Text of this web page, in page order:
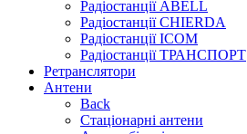
Радіостанції ABELL
Радіостанції CHIERDA
Радіостанції ICOM
Радіостанції ТРАНСПОРТ
Ретранслятори
Антени
Back
Стаціонарні антени